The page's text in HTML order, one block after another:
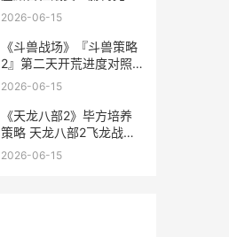
评价&策略 《锚点降临》
2026-06-15
《斗兽战场》『斗兽策略
2』第二天开荒进度对照
斗兽场贴吧
2026-06-15
《天龙八部2》毕方培养
策略 天龙八部2飞龙战天
贪玩
2026-06-15